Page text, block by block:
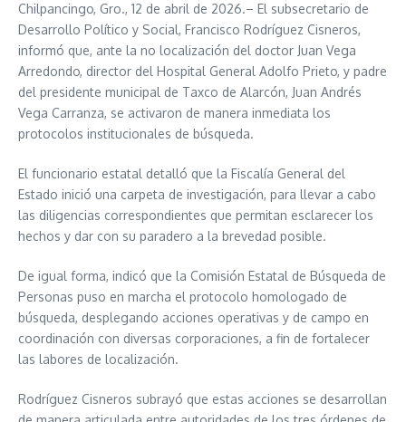
Chilpancingo, Gro., 12 de abril de 2026.– El subsecretario de
Desarrollo Político y Social, Francisco Rodríguez Cisneros,
informó que, ante la no localización del doctor Juan Vega
Arredondo, director del Hospital General Adolfo Prieto, y padre
del presidente municipal de Taxco de Alarcón, Juan Andrés
Vega Carranza, se activaron de manera inmediata los
protocolos institucionales de búsqueda.
El funcionario estatal detalló que la Fiscalía General del
Estado inició una carpeta de investigación, para llevar a cabo
las diligencias correspondientes que permitan esclarecer los
hechos y dar con su paradero a la brevedad posible.
De igual forma, indicó que la Comisión Estatal de Búsqueda de
Personas puso en marcha el protocolo homologado de
búsqueda, desplegando acciones operativas y de campo en
coordinación con diversas corporaciones, a fin de fortalecer
las labores de localización.
Rodríguez Cisneros subrayó que estas acciones se desarrollan